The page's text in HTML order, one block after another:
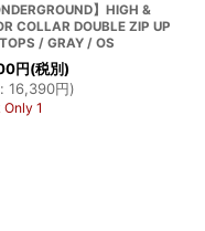
】HIGH &
COLLAR DOUBLE ZIP UP
/ GRAY / OS
円(税別)
: 16,390円)
1